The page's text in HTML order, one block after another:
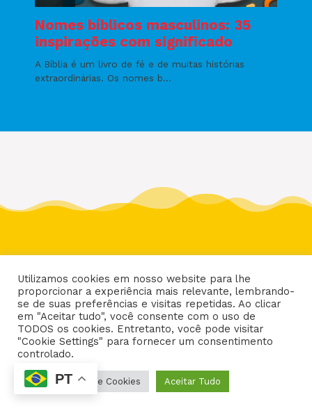
Um blog de educação infantil, maternidade, moda e
muito amor pela criança! Aqui, temos conteúdos ricos,
embasados e de qualidade que ajudam a tornar a rotina
da sua família mais prática e divertida. Fique a par de
todas as tendências do mundo infantil com a Brandili!
Siga a Brandili nas redes sociais
Utilizamos cookies em nosso website para lhe
proporcionar a experiência mais relevante, lembrando-
se de suas preferências e visitas repetidas. Ao clicar
em "Aceitar tudo", você consente com o uso de
TODOS os cookies. Entretanto, você pode visitar
"Cookie Settings" para fornecer um consentimento
controlado.
Configurações de Cookies Aceitar Tudo
PT